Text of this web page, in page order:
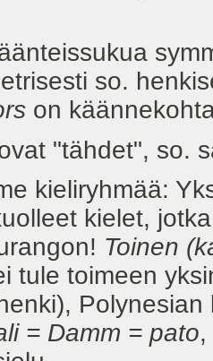
so.
on
"tähdet", so.
Yksi
kielet,
Toinen
tule toimeen
= Damm = pato